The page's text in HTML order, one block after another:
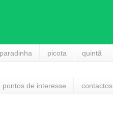
picota quintã
pontos de interesse contactos